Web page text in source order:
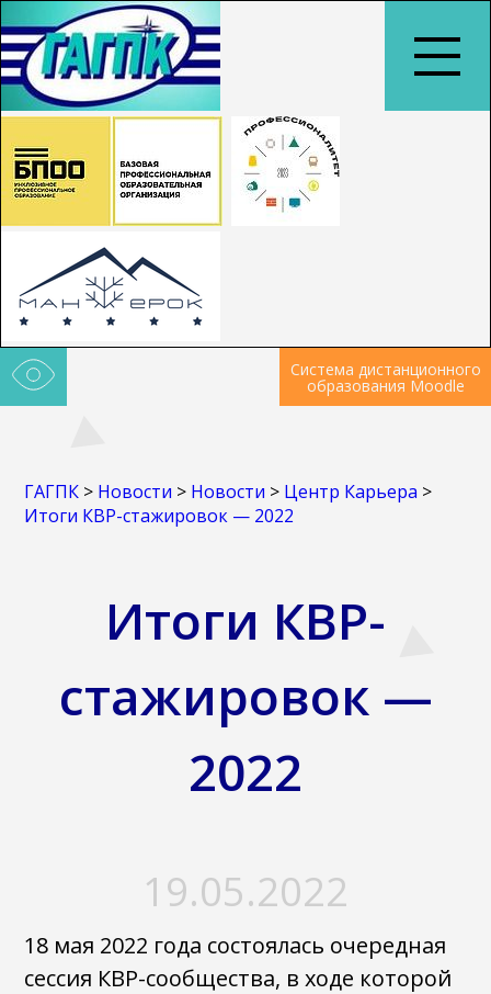
Система дистанционного
образования Moodle
ГАГПК > Новости > Новости > Центр Карьера >
Итоги КВР-стажировок — 2022
Итоги КВР-
стажировок —
2022
19.05.2022
18 мая 2022 года состоялась очередная
сессия КВР-сообщества, в ходе которой